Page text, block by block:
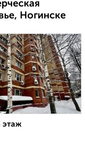
Ногинске
›
этаж